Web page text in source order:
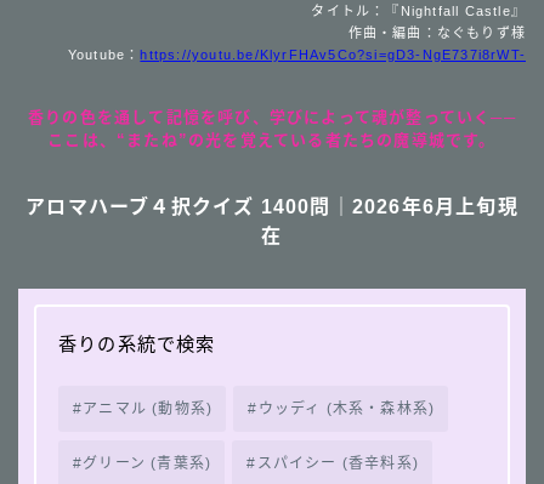
タイトル：『Nightfall Castle』
作曲・編曲：なぐもりず様
Youtube：https://youtu.be/KlyrFHAv5Co?si=gD3-NgE737i8rWT-
香りの色を通して記憶を呼び、学びによって魂が整っていく──
ここは、“またね”の光を覚えている者たちの魔導城です。
アロマハーブ４択クイズ 1400問｜2026年6月上旬現
在
香りの系統で検索
アニマル (動物系) ウッディ (木系・森林系)
グリーン (青葉系) スパイシー (香辛料系)